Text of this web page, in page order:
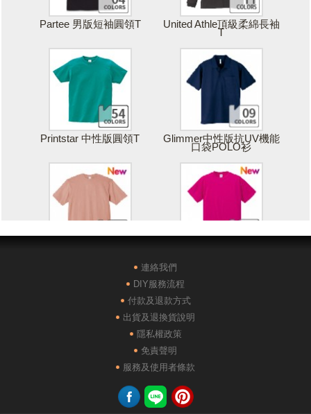
Partee 男版短袖圓領T United Athle頂級柔綿長袖
T
Printstar 中性版圓領T Glimmer中性版抗UV機能
口袋POLO衫
POLONE1純棉短袖POLO AG28000落肩重磅精梳棉
連絡我們
DIY服務流程
付款及退款方式
出貨及退換貨說明
隱私權政策
免責聲明
服務及使用者條款